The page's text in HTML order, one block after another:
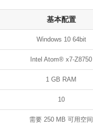
基本配置
Windows 10 64bit
Intel Atom® x7-Z8750
1 GB RAM
10
需要 250 MB 可用空间